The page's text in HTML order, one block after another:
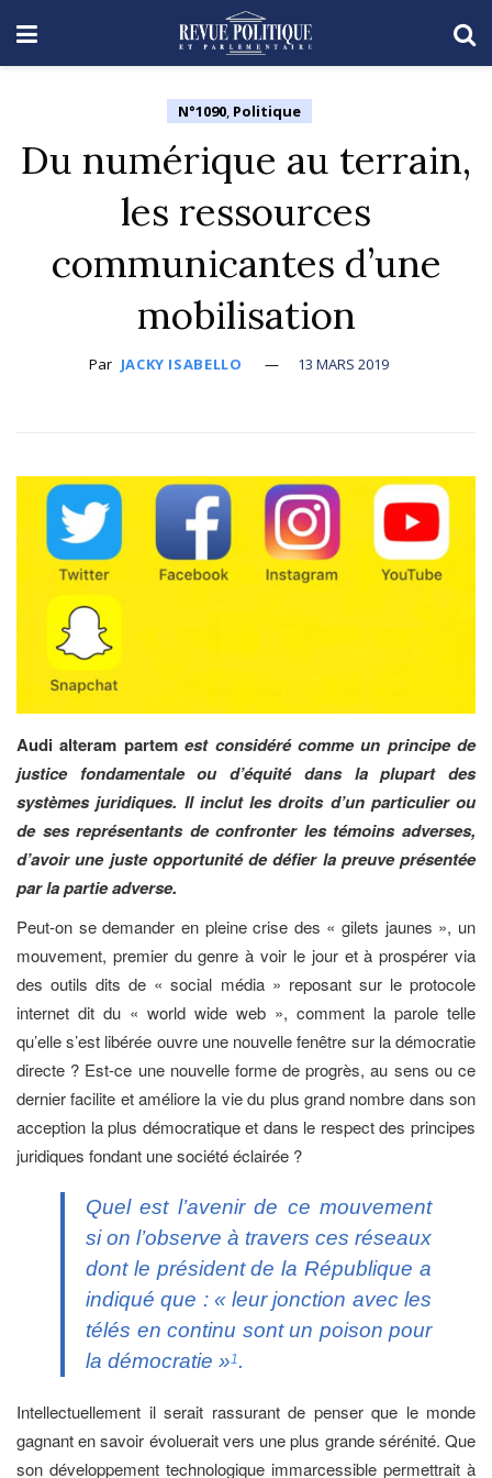
N°1090, Politique
Du numérique au terrain,
les ressources
communicantes d’une
mobilisation
Par JACKY ISABELLO 13 MARS 2019
Audi alteram partemest considéré comme un principe de
justice fondamentale ou d’équité dans la plupart des
systèmes juridiques. Il inclut les droits d’un particulier ou
de ses représentants de confronter les témoins adverses,
d’avoir une juste opportunité de défier la preuve présentée
par la partie adverse.
Peut-on se demander en pleine crise des « gilets jaunes », un
mouvement, premier du genre à voir le jour et à prospérer via
des outils dits de « social média » reposant sur le protocole
internet dit du « world wide web », comment la parole telle
qu’elle s’est libérée ouvre une nouvelle fenêtre sur la démocratie
directe ? Est-ce une nouvelle forme de progrès, au sens ou ce
dernier facilite et améliore la vie du plus grand nombre dans son
acception la plus démocratique et dans le respect des principes
juridiques fondant une société éclairée ?
Quel est l’avenir de ce mouvement
si on l’observe à travers ces réseaux
dont le président de la République a
indiqué que : « leur jonction avec les
télés en continu sont un poison pour
la démocratie »1.
Intellectuellement il serait rassurant de penser que le monde
gagnant en savoir évoluerait vers une plus grande sérénité. Que
son développement technologique immarcessible permettrait à